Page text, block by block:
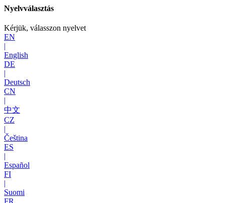
Nyelvválasztás
Kérjük, válasszon nyelvet
EN
|
English
DE
|
Deutsch
CN
|
中文
CZ
|
Čeština
ES
|
Español
FI
|
Suomi